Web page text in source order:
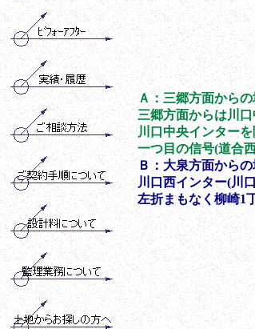
Ａ：三郷方面から
三郷方面からは川
川口中央インター
一つ目の信号(道合
Ｂ：大泉方面から
川口西インター(川
左折まもなく柳崎1